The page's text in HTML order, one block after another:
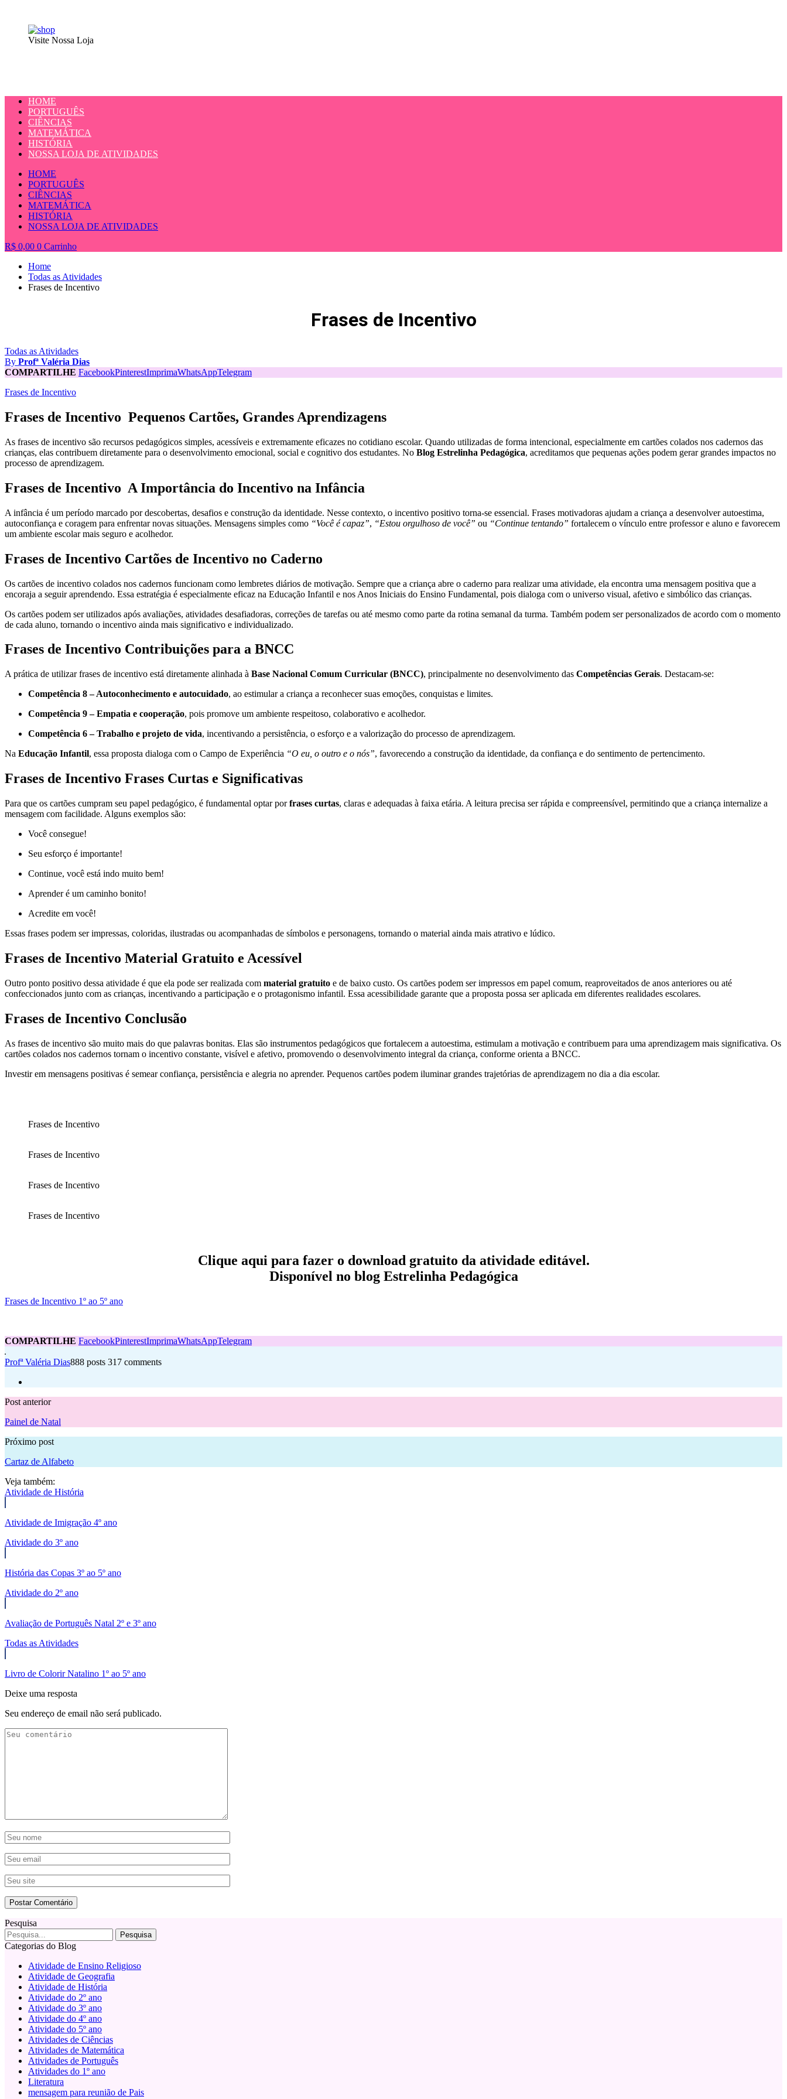
Visite Nossa Loja
HOME
PORTUGUÊS
CIÊNCIAS
MATEMÁTICA
HISTÓRIA
NOSSA LOJA DE ATIVIDADES
HOME
PORTUGUÊS
CIÊNCIAS
MATEMÁTICA
HISTÓRIA
NOSSA LOJA DE ATIVIDADES
R$ 0,00 0 Carrinho
Home
Todas as Atividades
Frases de Incentivo
Frases de Incentivo
Todas as Atividades
By Profª Valéria Dias
COMPARTILHE FacebookPinterestImprimaWhatsAppTelegram
Frases de Incentivo
Frases de Incentivo Pequenos Cartões, Grandes Aprendizagens
As frases de incentivo são recursos pedagógicos simples, acessíveis e extremamente eficazes no cotidiano escolar. Quando utilizadas de forma intencional, especialmente em cartões colados nos cadernos das
crianças, elas contribuem diretamente para o desenvolvimento emocional, social e cognitivo dos estudantes. No Blog Estrelinha Pedagógica, acreditamos que pequenas ações podem gerar grandes impactos no
processo de aprendizagem.
Frases de Incentivo A Importância do Incentivo na Infância
A infância é um período marcado por descobertas, desafios e construção da identidade. Nesse contexto, o incentivo positivo torna-se essencial. Frases motivadoras ajudam a criança a desenvolver autoestima,
autoconfiança e coragem para enfrentar novas situações. Mensagens simples como “Você é capaz”, “Estou orgulhoso de você” ou “Continue tentando” fortalecem o vínculo entre professor e aluno e favorecem
um ambiente escolar mais seguro e acolhedor.
Frases de Incentivo Cartões de Incentivo no Caderno
Os cartões de incentivo colados nos cadernos funcionam como lembretes diários de motivação. Sempre que a criança abre o caderno para realizar uma atividade, ela encontra uma mensagem positiva que a
encoraja a seguir aprendendo. Essa estratégia é especialmente eficaz na Educação Infantil e nos Anos Iniciais do Ensino Fundamental, pois dialoga com o universo visual, afetivo e simbólico das crianças.
Os cartões podem ser utilizados após avaliações, atividades desafiadoras, correções de tarefas ou até mesmo como parte da rotina semanal da turma. Também podem ser personalizados de acordo com o momento
de cada aluno, tornando o incentivo ainda mais significativo e individualizado.
Frases de Incentivo Contribuições para a BNCC
A prática de utilizar frases de incentivo está diretamente alinhada à Base Nacional Comum Curricular (BNCC), principalmente no desenvolvimento das Competências Gerais. Destacam-se:
Competência 8 – Autoconhecimento e autocuidado, ao estimular a criança a reconhecer suas emoções, conquistas e limites.
Competência 9 – Empatia e cooperação, pois promove um ambiente respeitoso, colaborativo e acolhedor.
Competência 6 – Trabalho e projeto de vida, incentivando a persistência, o esforço e a valorização do processo de aprendizagem.
Na Educação Infantil, essa proposta dialoga com o Campo de Experiência “O eu, o outro e o nós”, favorecendo a construção da identidade, da confiança e do sentimento de pertencimento.
Frases de Incentivo Frases Curtas e Significativas
Para que os cartões cumpram seu papel pedagógico, é fundamental optar porfrases curtas, claras e adequadas à faixa etária. A leitura precisa ser rápida e compreensível, permitindo que a criança internalize a
mensagem com facilidade. Alguns exemplos são:
Você consegue!
Seu esforço é importante!
Continue, você está indo muito bem!
Aprender é um caminho bonito!
Acredite em você!
Essas frases podem ser impressas, coloridas, ilustradas ou acompanhadas de símbolos e personagens, tornando o material ainda mais atrativo e lúdico.
Frases de Incentivo Material Gratuito e Acessível
Outro ponto positivo dessa atividade é que ela pode ser realizada com material gratuito e de baixo custo. Os cartões podem ser impressos em papel comum, reaproveitados de anos anteriores ou até
confeccionados junto com as crianças, incentivando a participação e o protagonismo infantil. Essa acessibilidade garante que a proposta possa ser aplicada em diferentes realidades escolares.
Frases de Incentivo Conclusão
As frases de incentivo são muito mais do que palavras bonitas. Elas são instrumentos pedagógicos que fortalecem a autoestima, estimulam a motivação e contribuem para uma aprendizagem mais significativa. Os
cartões colados nos cadernos tornam o incentivo constante, visível e afetivo, promovendo o desenvolvimento integral da criança, conforme orienta a BNCC.
Investir em mensagens positivas é semear confiança, persistência e alegria no aprender. Pequenos cartões podem iluminar grandes trajetórias de aprendizagem no dia a dia escolar.
Frases de Incentivo
Frases de Incentivo
Frases de Incentivo
Frases de Incentivo
Clique aqui para fazer o download gratuito da atividade editável.
Disponível no blog Estrelinha Pedagógica
Frases de Incentivo 1º ao 5º ano
COMPARTILHE FacebookPinterestImprimaWhatsAppTelegram
Profª Valéria Dias888 posts 317 comments
Post anterior
Painel de Natal
Próximo post
Cartaz de Alfabeto
Veja também:
Atividade de História
Atividade de Imigração 4º ano
Atividade do 3º ano
História das Copas 3º ao 5º ano
Atividade do 2º ano
Avaliação de Português Natal 2º e 3º ano
Todas as Atividades
Livro de Colorir Natalino 1º ao 5º ano
Deixe uma resposta
Seu endereço de email não será publicado.
Pesquisa
Categorias do Blog
Atividade de Ensino Religioso
Atividade de Geografia
Atividade de História
Atividade do 2º ano
Atividade do 3º ano
Atividade do 4º ano
Atividade do 5º ano
Atividades de Ciências
Atividades de Matemática
Atividades de Português
Atividades do 1º ano
Literatura
mensagem para reunião de Pais